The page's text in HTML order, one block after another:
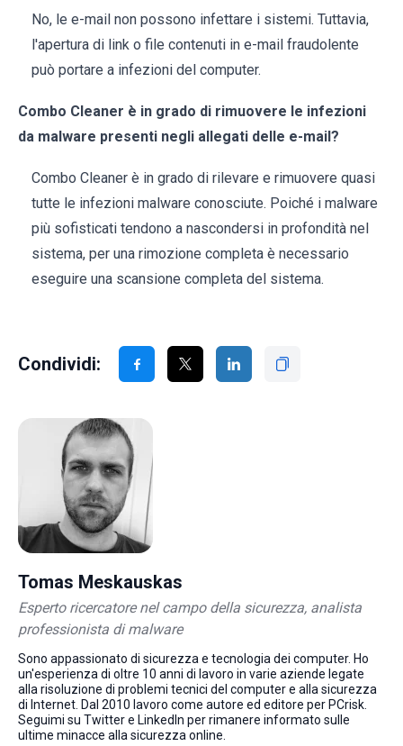
No, le e-mail non possono infettare i sistemi. Tuttavia,
l'apertura di link o file contenuti in e-mail fraudolente
può portare a infezioni del computer.
Combo Cleaner è in grado di rimuovere le infezioni
da malware presenti negli allegati delle e-mail?
Combo Cleaner è in grado di rilevare e rimuovere quasi
tutte le infezioni malware conosciute. Poiché i malware
più sofisticati tendono a nascondersi in profondità nel
sistema, per una rimozione completa è necessario
eseguire una scansione completa del sistema.
Condividi:
Tomas Meskauskas
Esperto ricercatore nel campo della sicurezza, analista
professionista di malware
Sono appassionato di sicurezza e tecnologia dei computer. Ho
un'esperienza di oltre 10 anni di lavoro in varie aziende legate
alla risoluzione di problemi tecnici del computer e alla sicurezza
di Internet. Dal 2010 lavoro come autore ed editore per PCrisk.
Seguimi su Twitter e LinkedIn per rimanere informato sulle
ultime minacce alla sicurezza online.